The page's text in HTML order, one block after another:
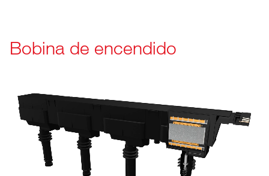
Bobina de encendido